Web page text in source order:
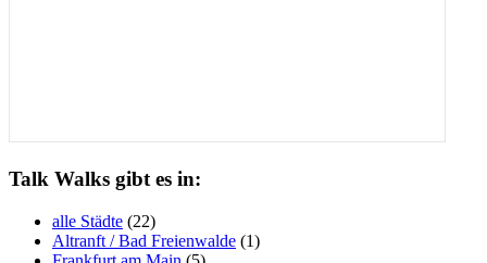
Talk Walks gibt es in:
alle Städte (22)
Altranft / Bad Freienwalde (1)